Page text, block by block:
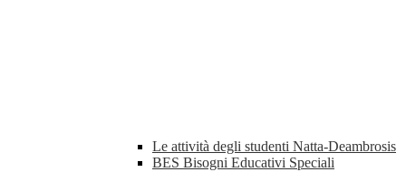
Le attività degli studenti Natta-Deambrosis
BES Bisogni Educativi Speciali